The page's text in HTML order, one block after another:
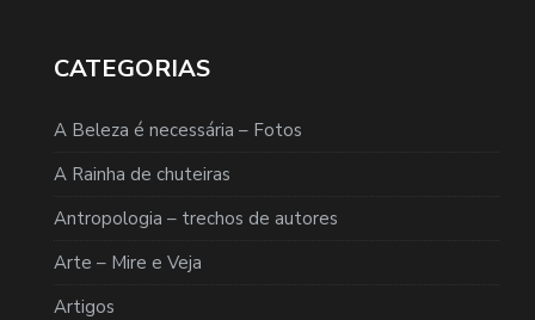
CATEGORIAS
A Beleza é necessária – Fotos
A Rainha de chuteiras
Antropologia – trechos de autores
Arte – Mire e Veja
Artigos